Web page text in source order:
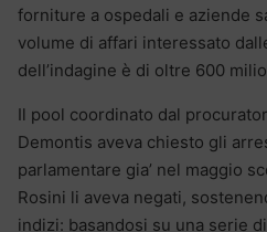
forniture a ospedali e aziende
volume di affari interessato
dell’indagine è di oltre 600
Il pool coordinato dal
Demontis aveva chiesto gli
parlamentare gia’ nel maggio
Rosini li aveva negati,
indizi: basandosi su una serie